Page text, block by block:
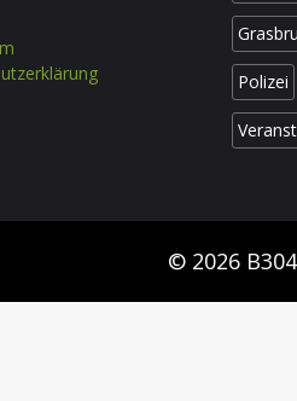
Polizei
© 2026 B304